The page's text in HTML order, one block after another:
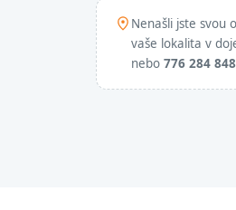
Nenašli jste svou
vaše lokalita v
nebo 776 284 848